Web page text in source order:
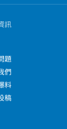
訊
題
們
料
稿